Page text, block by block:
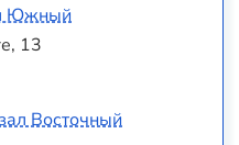
Южный
13
Восточный